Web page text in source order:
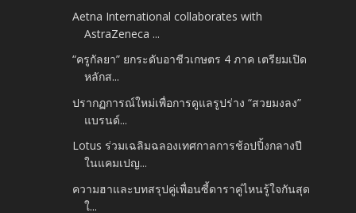
Aetna International collaborates with
AstraZeneca ...
“ครูกัลยา” ยกระดับอาชีวเกษตร 4 ภาค เตรียมเปิด
หลักส...
ปรากฏการณ์ใหม่เพื่อการดูแลรูปร่าง “สวยมงลง”
แบรนด์...
Lotus ร่วมเฉลิมฉลองเทศกาลการช้อปปิ้งกลางปี
ในแคมเปญ...
ความฮาและบทสรุปคู่เพื่อนซี้ดาราคู่ไหนรู้ใจกันสุด
ใ...